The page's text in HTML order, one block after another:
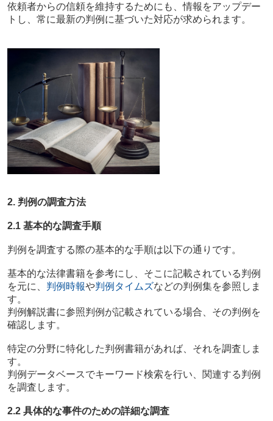
依頼者からの信頼を維持するためにも、情報をアップデー
トし、常に最新の判例に基づいた対応が求められます。
2. 判例の調査方法
2.1 基本的な調査手順
判例を調査する際の基本的な手順は以下の通りです。
基本的な法律書籍を参考にし、そこに記載されている判例
を元に、 判例時報や判例タイムズなどの判例集を参照しま
す。
判例解説書に参照判例が記載されている場合、その判例を
確認します。
特定の分野に特化した判例書籍があれば、それを調査しま
す。
判例データベースでキーワード検索を行い、関連する判例
を調査します。
2.2 具体的な事件のための詳細な調査